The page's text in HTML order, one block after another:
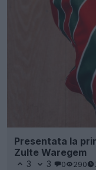
Presentata la
Zulte Waregem
3 3 0 290